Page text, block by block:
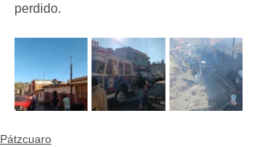
perdido.
Pátzcuaro